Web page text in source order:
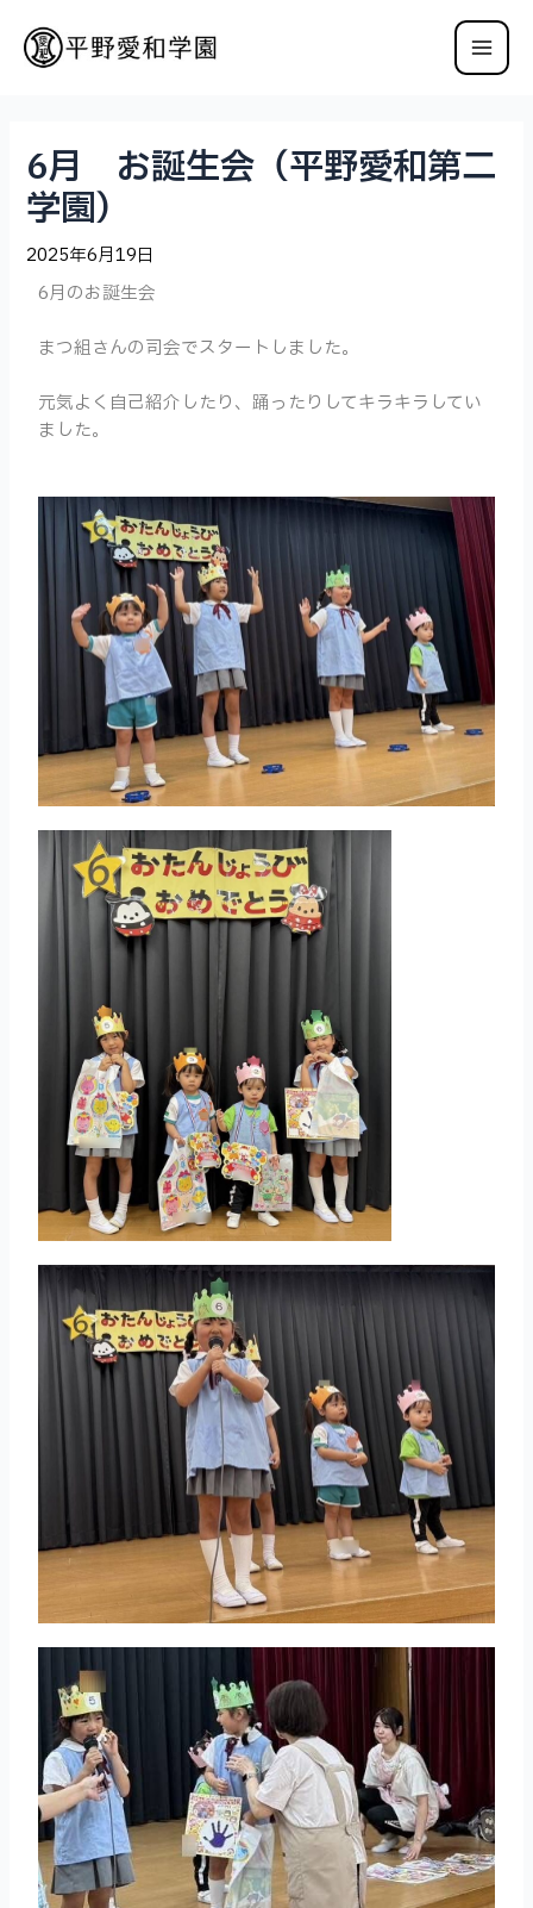
6月 お誕生会（平野愛和第二
学園）
2025年6月19日
6月のお誕生会
まつ組さんの司会でスタートしました。
元気よく自己紹介したり、踊ったりしてキラキラしてい
ました。